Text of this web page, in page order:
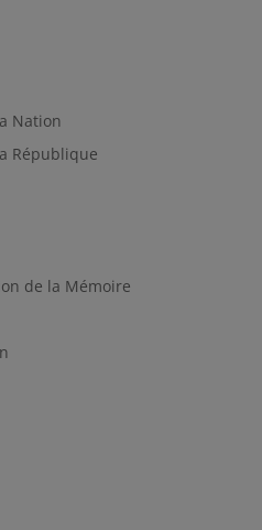
Nation
République
de la Mémoire